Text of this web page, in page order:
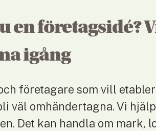
en företagsidé?
igång
företagare som vill
väl omhändertagna. Vi
Det kan handla om mark,